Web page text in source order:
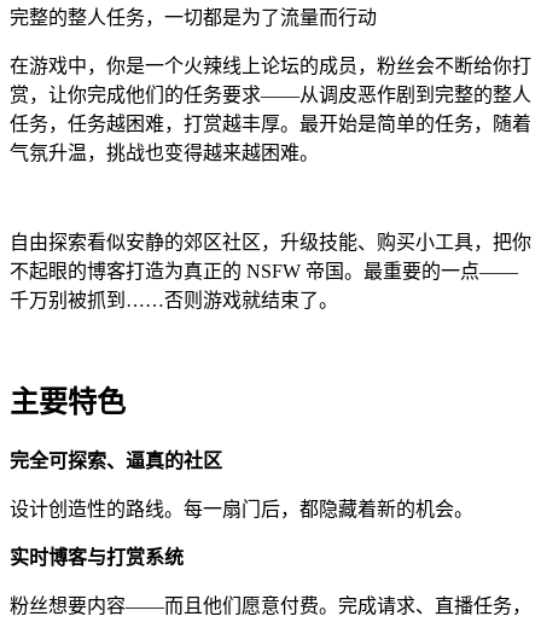
完整的整人任务，一切都是为了流量而行动
在游戏中，你是一个火辣线上论坛的成员，粉丝会不断给你打
赏，让你完成他们的任务要求——从调皮恶作剧到完整的整人
任务，任务越困难，打赏越丰厚。最开始是简单的任务，随着
气氛升温，挑战也变得越来越困难。
自由探索看似安静的郊区社区，升级技能、购买小工具，把你
不起眼的博客打造为真正的 NSFW 帝国。最重要的一点——
千万别被抓到……否则游戏就结束了。
主要特色
完全可探索、逼真的社区
设计创造性的路线。每一扇门后，都隐藏着新的机会。
实时博客与打赏系统
粉丝想要内容——而且他们愿意付费。完成请求、直播任务，